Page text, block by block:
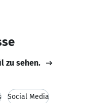
zu sehen.
Social Media